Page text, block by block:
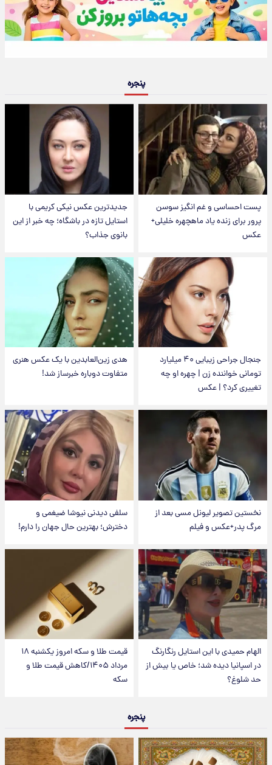
پنجره
پست احساسی و غم انگیز سوسن
پرور برای زنده یاد ماهچهره خلیلی+
عکس
جدیدترین عکس نیکی کریمی با
استایل تازه در باشگاه؛ چه خبر از این
بانوی جذاب؟
جنجال جراحی زیبایی ۴۰ میلیارد
تومانی خواننده زن | چهره او چه
تغییری کرد؟ | عکس
هدی زین‌العابدین با یک عکس هنری
متفاوت دوباره خبرساز شد!
نخستین تصویر لیونل مسی بعد از
مرگ پدر+عکس و فیلم
سلفی دیدنی نیوشا ضیغمی و
دخترش؛ بهترین حال جهان را دارم!
الهام حمیدی با این استایل رنگارنگ
در اسپانیا دیده شد؛ خاص یا بیش از
حد شلوغ؟
قیمت طلا و سکه امروز یکشنبه ۱۸
مرداد ۱۴۰۵/کاهش قیمت طلا و
سکه
پنجره